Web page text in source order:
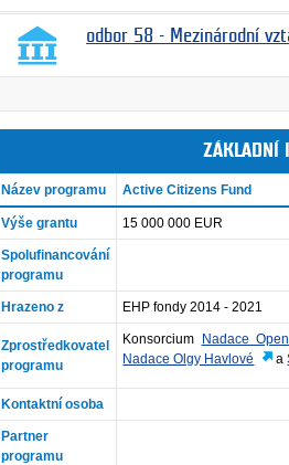
odbor 58 - Mezinárodní
Název programu Active Citizens Fund
ZÁKLADNÍ
Výše grantu 15 000 000 EUR
Spolufinancování
programu
Hrazeno z EHP fondy 2014 - 2021
Zprostředkovatel
programu
Konsorcium
Nadace
Nadace Olgy Havlové
a
Kontaktní osoba
Partner
programu